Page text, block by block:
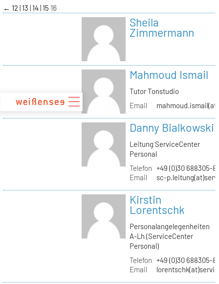
zum
Inhalt
← 12 13 14 15 16
Sheila
Zimmermann
Mahmoud Ismail
Tutor Tonstudio
Email
Danny Bialkowski
Leitung ServiceCenter
Personal
Telefon +49 (0)30 688305-
Email
sc-
Kirstin
Lorentschk
Personalangelegenheiten
A-Lh (ServiceCenter
Personal)
Telefon +49 (0)30 688305-
Email